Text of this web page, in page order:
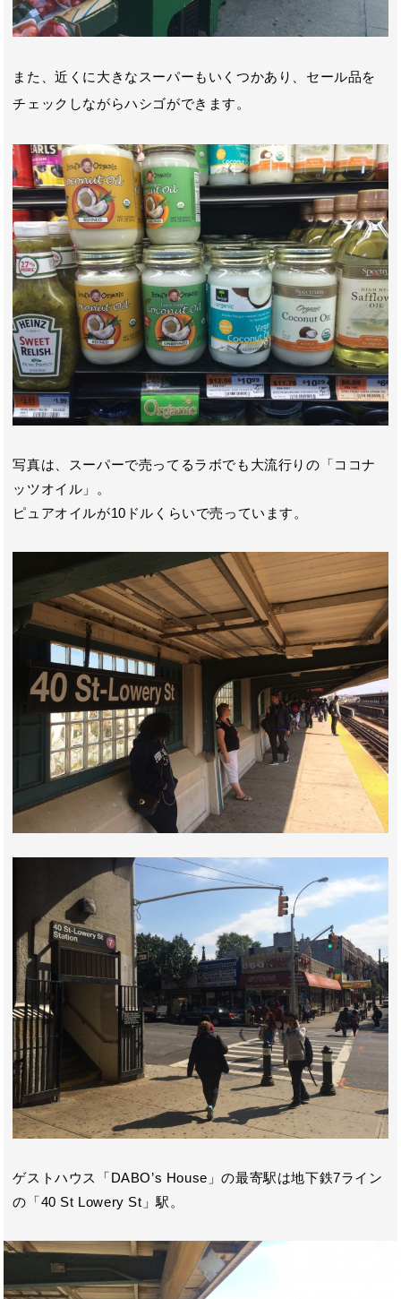
また、近くに大きなスーパーもいくつかあり、セール品を
チェックしながらハシゴができます。
写真は、スーパーで売ってるラボでも大流行りの「ココナ
ッツオイル」。
ピュアオイルが10ドルくらいで売っています。
ゲストハウス「DABO’s House」の最寄駅は地下鉄7ライン
の「40 St Lowery St」駅。